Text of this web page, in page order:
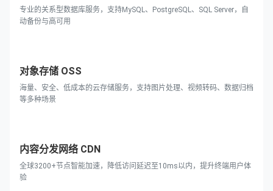
专业的关系型数据库服务，支持MySQL、PostgreSQL、SQL Server，自
动备份与高可用
对象存储 OSS
海量、安全、低成本的云存储服务，支持图片处理、视频转码、数据归档
等多种场景
内容分发网络 CDN
全球3200+节点智能加速，降低访问延迟至10ms以内，提升终端用户体
验